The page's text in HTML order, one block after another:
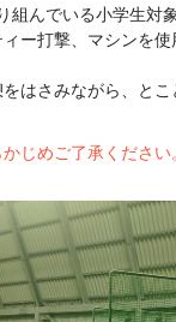
組んでいる小学生対
ー打撃、マシンを
はさみながら、と
じめご了承ください。